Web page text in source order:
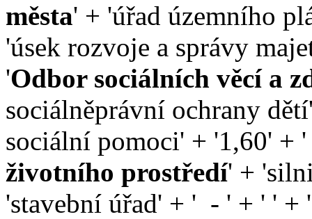
města' + 'úřad územního
'úsek rozvoje a správy
'Odbor sociálních věcí a
sociálněprávní ochrany
sociální pomoci' + '1,60' +
životního prostředí' +
'stavební úřad' + ' - ' + ' ' +